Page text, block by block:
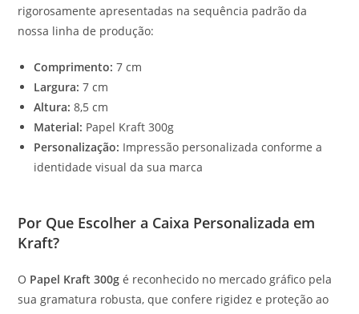
rigorosamente apresentadas na sequência padrão da
nossa linha de produção:
Comprimento: 7 cm
Largura: 7 cm
Altura: 8,5 cm
Material: Papel Kraft 300g
Personalização: Impressão personalizada conforme a
identidade visual da sua marca
Por Que Escolher a Caixa Personalizada em
Kraft?
O Papel Kraft 300g é reconhecido no mercado gráfico pela
sua gramatura robusta, que confere rigidez e proteção ao